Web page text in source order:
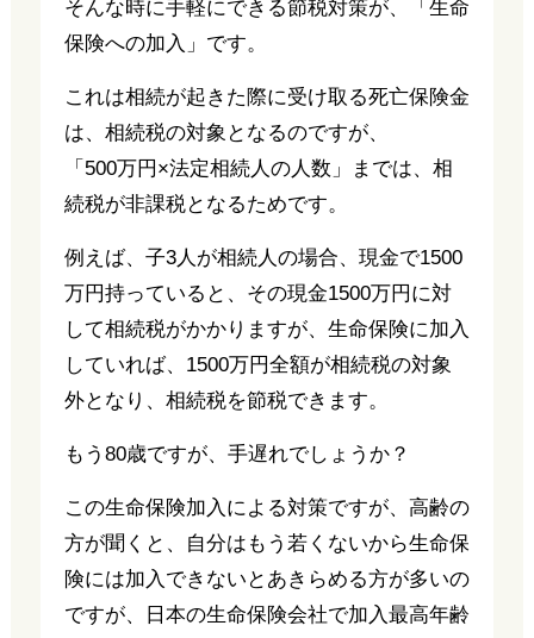
そんな時に手軽にできる節税対策が、「生命
保険への加入」です。
これは相続が起きた際に受け取る死亡保険金
は、相続税の対象となるのですが、
「500万円×法定相続人の人数」までは、相
続税が非課税となるためです。
例えば、子3人が相続人の場合、現金で1500
万円持っていると、その現金1500万円に対
して相続税がかかりますが、生命保険に加入
していれば、1500万円全額が相続税の対象
外となり、相続税を節税できます。
もう80歳ですが、手遅れでしょうか？
この生命保険加入による対策ですが、高齢の
方が聞くと、自分はもう若くないから生命保
険には加入できないとあきらめる方が多いの
ですが、日本の生命保険会社で加入最高年齢